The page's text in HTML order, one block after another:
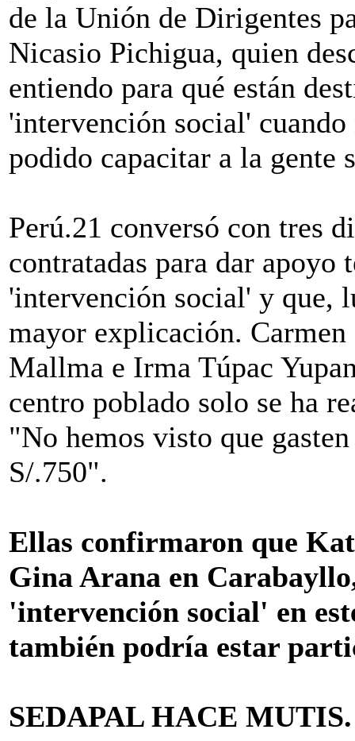
de la Unión de Dirigentes
Nicasio Pichigua, quien
entiendo para qué están
'intervención social'
podido capacitar a la gente
Perú.21 conversó con tres
contratadas para dar apoyo
'intervención social' y que,
mayor explicación.
Mallma e Irma Túpac
centro poblado solo se ha
"No hemos visto que
S/.750".
Ellas confirmaron que
Gina Arana en
'intervención social' en
también podría estar
SEDAPAL HACE